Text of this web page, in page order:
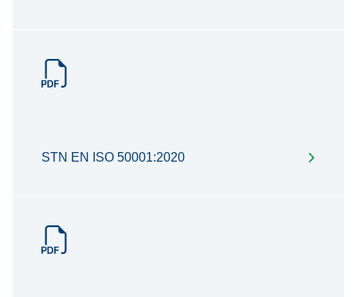
STN EN ISO 50001:2020